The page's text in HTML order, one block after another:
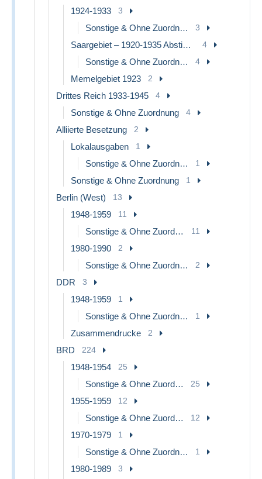
1924-1933 3
Sonstige & Ohne Zuordnung 3
Saargebiet – 1920-1935 Abstimmungsgebiet 4
Sonstige & Ohne Zuordnung 4
Memelgebiet 1923 2
Drittes Reich 1933-1945 4
Sonstige & Ohne Zuordnung 4
Alliierte Besetzung 2
Lokalausgaben 1
Sonstige & Ohne Zuordnung 1
Sonstige & Ohne Zuordnung 1
Berlin (West) 13
1948-1959 11
Sonstige & Ohne Zuordnung 11
1980-1990 2
Sonstige & Ohne Zuordnung 2
DDR 3
1948-1959 1
Sonstige & Ohne Zuordnung 1
Zusammendrucke 2
BRD 224
1948-1954 25
Sonstige & Ohne Zuordnung 25
1955-1959 12
Sonstige & Ohne Zuordnung 12
1970-1979 1
Sonstige & Ohne Zuordnung 1
1980-1989 3